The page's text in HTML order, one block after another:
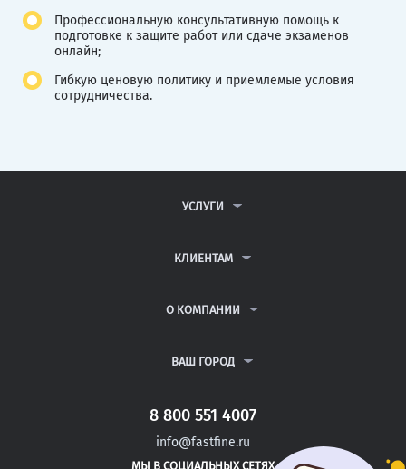
Профессиональную консультативную помощь к
подготовке к защите работ или сдаче экзаменов
онлайн;
Гибкую ценовую политику и приемлемые условия
сотрудничества.
УСЛУГИ
ДИПЛОМНЫЕ РАБОТЫ
РЕФЕРАТЫ
КЛИЕНТАМ
ВОПРОСЫ И ОТВЕТЫ
ПОЛИТИКА КОНФИДЕНЦИАЛЬНОСТИ
О КОМПАНИИ
КОНТАКТЫ
ВАШ ГОРОД
САНКТ-ПЕТЕРБУРГ
АПШЕРОНСК
ШАРЬЯ
8 800 551 4007
info@fastfine.ru
МЫ В СОЦИАЛЬНЫХ СЕТЯХ